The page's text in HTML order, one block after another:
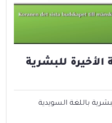
الأخيرة للبشرية
باللغة السويدية